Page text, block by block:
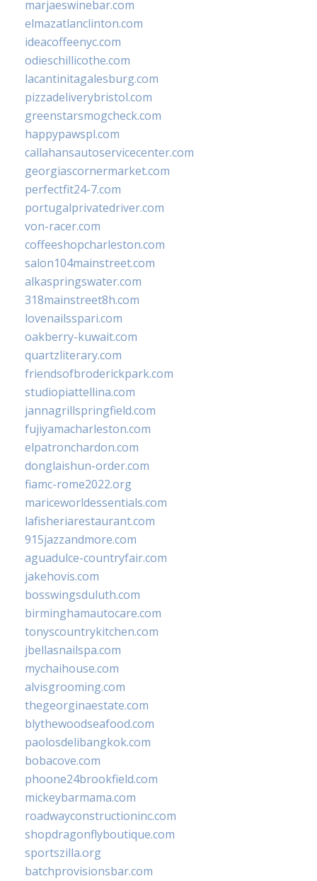
marjaeswinebar.com
elmazatlanclinton.com
ideacoffeenyc.com
odieschillicothe.com
lacantinitagalesburg.com
pizzadeliverybristol.com
greenstarsmogcheck.com
happypawspl.com
callahansautoservicecenter.com
georgiascornermarket.com
perfectfit24-7.com
portugalprivatedriver.com
von-racer.com
coffeeshopcharleston.com
salon104mainstreet.com
alkaspringswater.com
318mainstreet8h.com
lovenailsspari.com
oakberry-kuwait.com
quartzliterary.com
friendsofbroderickpark.com
studiopiattellina.com
jannagrillspringfield.com
fujiyamacharleston.com
elpatronchardon.com
donglaishun-order.com
fiamc-rome2022.org
mariceworldessentials.com
lafisheriarestaurant.com
915jazzandmore.com
aguadulce-countryfair.com
jakehovis.com
bosswingsduluth.com
birminghamautocare.com
tonyscountrykitchen.com
jbellasnailspa.com
mychaihouse.com
alvisgrooming.com
thegeorginaestate.com
blythewoodseafood.com
paolosdelibangkok.com
bobacove.com
phoone24brookfield.com
mickeybarmama.com
roadwayconstructioninc.com
shopdragonflyboutique.com
sportszilla.org
batchprovisionsbar.com